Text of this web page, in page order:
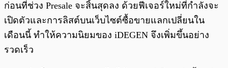
ก่อนที่ช่วง Presale จะสิ้นสุดลง ด้วยฟีเจอร์ใหม่ที่กำลังจะ
เปิดตัวและการลิสต์บนเว็บไซต์ซื้อขายแลกเปลี่ยนใน
เดือนนี้ ทำให้ความนิยมของ iDEGEN จึงเพิ่มขึ้นอย่าง
รวดเร็ว